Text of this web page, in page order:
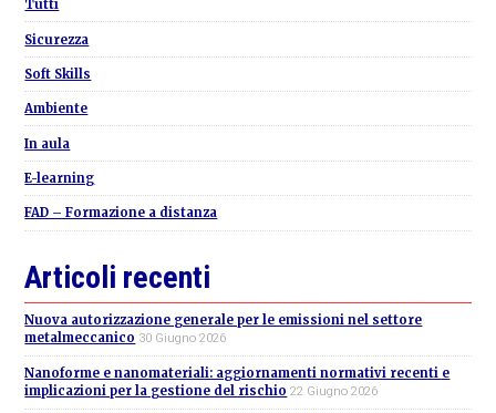
Tutti
Sicurezza
Soft Skills
Ambiente
In aula
E-learning
FAD – Formazione a distanza
Articoli recenti
Nuova autorizzazione generale per le emissioni nel settore
metalmeccanico 30 Giugno 2026
Nanoforme e nanomateriali: aggiornamenti normativi recenti e
implicazioni per la gestione del rischio 22 Giugno 2026